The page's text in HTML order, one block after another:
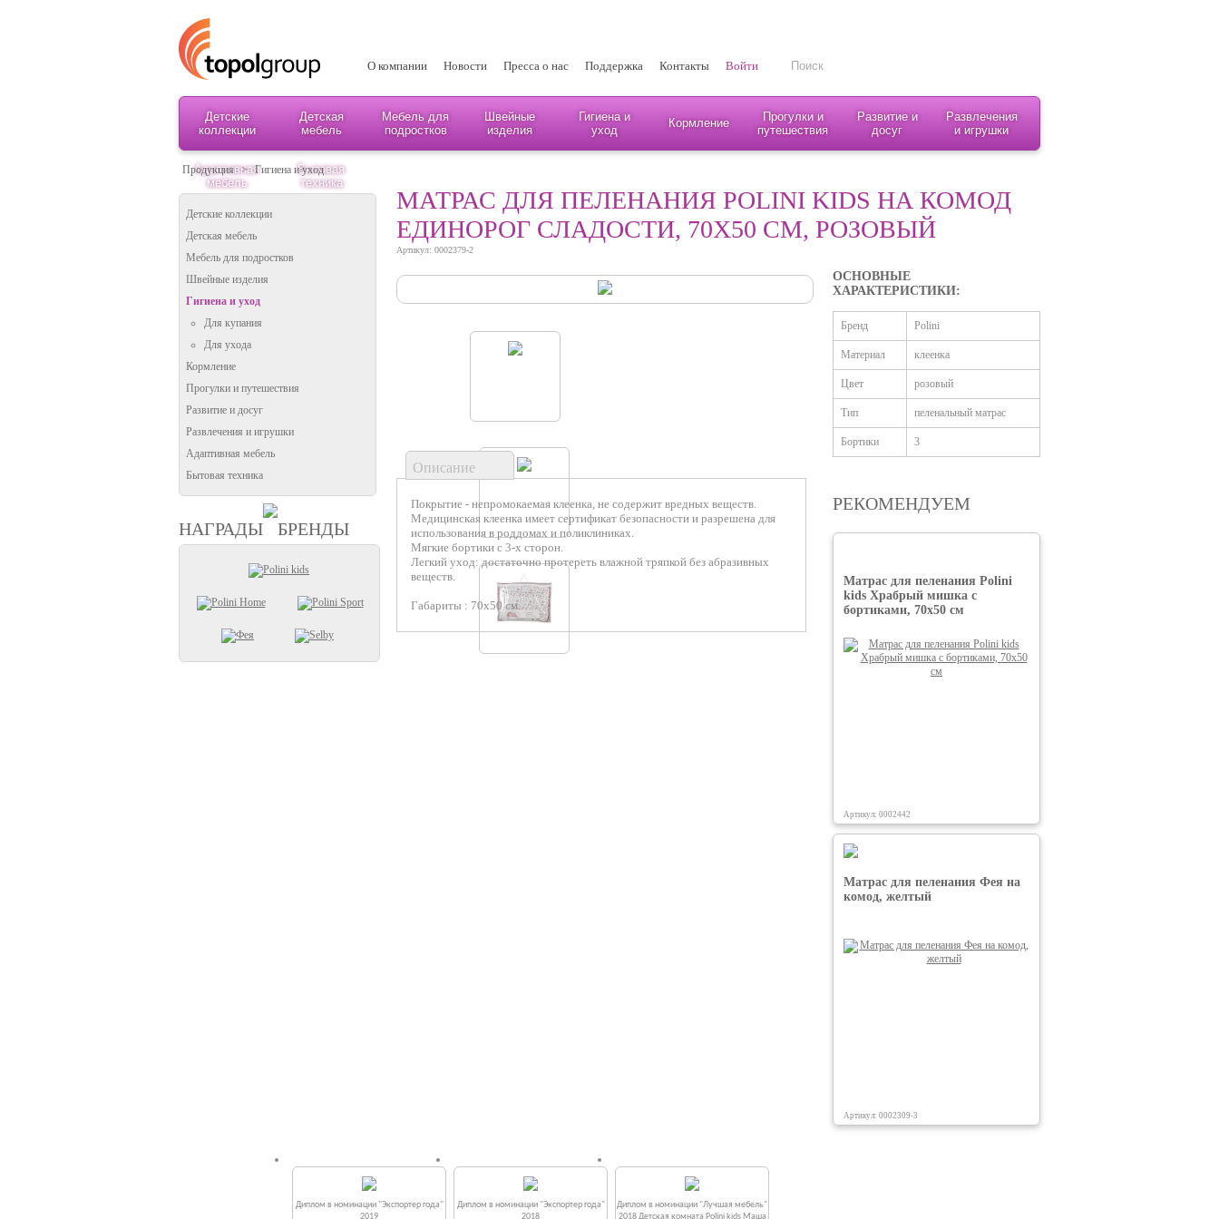
О компании Новости Пресса о нас Поддержка Контакты Войти
Детские
коллекции
Детская
мебель
Мебель для
подростков
Швейные
изделия
Гигиена и
уход
Кормление
Прогулки и
путешествия
Развитие и
досуг
Развлечения
и игрушки
Адаптивная
мебель
Бытовая
техника
Продукция > Гигиена и уход
Детские коллекции
Детская мебель
Мебель для подростков
Швейные изделия
Гигиена и уход
Для купания
Для ухода
Кормление
Прогулки и путешествия
Развитие и досуг
Развлечения и игрушки
Адаптивная мебель
Бытовая техника
НАГРАДЫ БРЕНДЫ
МАТРАС ДЛЯ ПЕЛЕНАНИЯ POLINI KIDS НА КОМОД
ЕДИНОРОГ СЛАДОСТИ, 70Х50 СМ, РОЗОВЫЙ
Артикул: 0002379-2
Описание
Покрытие - непромокаемая клеенка, не содержит вредных веществ.
Медицинская клеенка имеет сертификат безопасности и разрешена для
использования в роддомах и поликлиниках.
Мягкие бортики с 3-х сторон.
Легкий уход: достаточно протереть влажной тряпкой без абразивных
веществ.
Габариты : 70х50 см.
ОСНОВНЫЕ
ХАРАКТЕРИСТИКИ:
Бренд Polini
Материал клеенка
Цвет розовый
Тип пеленальный матрас
Бортики 3
РЕКОМЕНДУЕМ
Матрас для пеленания Polini
kids Храбрый мишка с
бортиками, 70х50 см
Артикул: 0002442
Матрас для пеленания Фея на
комод, желтый
Артикул: 0002309-3
Диплом в номинации "Экспортер года"
2019
Диплом в номинации "Экспортер года"
2018
Диплом в номинации "Лучшая мебель"
2018 Детская комната Polini kids Маша